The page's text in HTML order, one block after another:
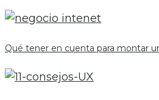
Qué tener en cuenta para montar